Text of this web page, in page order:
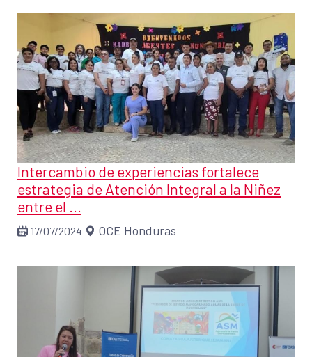
Intercambio de experiencias fortalece
estrategia de Atención Integral a la Niñez
entre el ...
17/07/2024 OCE Honduras